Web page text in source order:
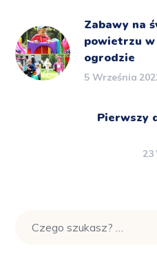
Zabawy na
powietrzu w
ogrodzie
5 Września
Pierwszy
23